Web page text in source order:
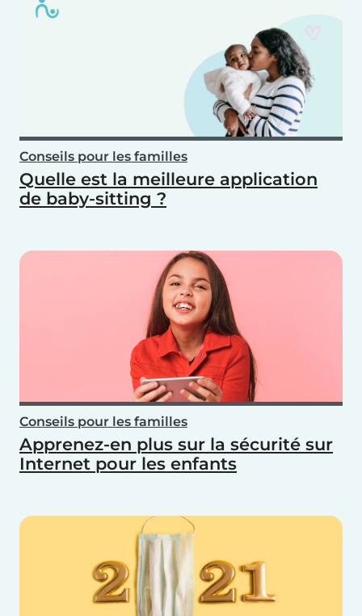
Conseils pour les familles
Quelle est la meilleure application
de baby-sitting ?
Conseils pour les familles
Apprenez-en plus sur la sécurité sur
Internet pour les enfants